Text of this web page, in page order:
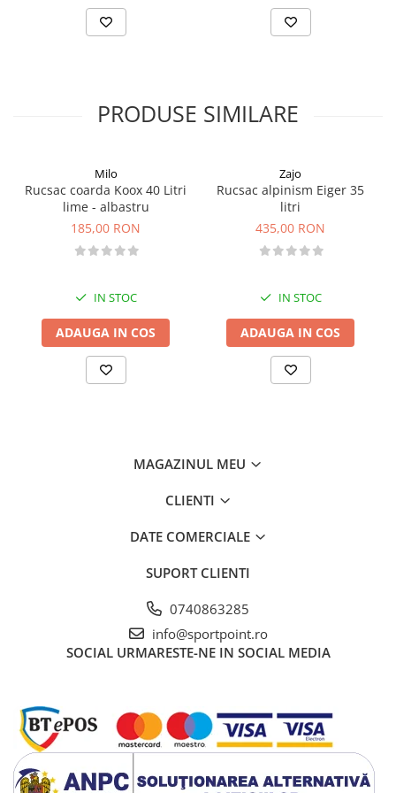
PRODUSE SIMILARE
Milo
Rucsac coarda Koox 40 Litri
lime - albastru
185,00 RON
IN STOC
ADAUGA IN COS
Zajo
Rucsac alpinism Eiger 35
litri
435,00 RON
IN STOC
ADAUGA IN COS
MAGAZINUL MEU
CLIENTI
DATE COMERCIALE
SUPORT CLIENTI
0740863285
info@sportpoint.ro
SOCIAL URMARESTE-NE IN SOCIAL MEDIA